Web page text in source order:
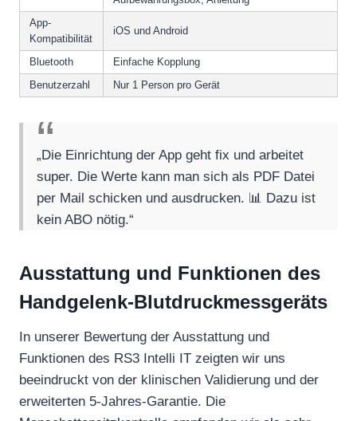
App-
Kompatibilität
iOS und Android
Bluetooth
Einfache Kopplung
Benutzerzahl
Nur 1 Person pro Gerät
„Die Einrichtung der App geht fix und arbeitet
super. Die Werte kann man sich als PDF Datei
per Mail schicken und ausdrucken. 📊 Dazu ist
kein ABO nötig.“
Ausstattung und Funktionen des
Handgelenk-Blutdruckmessgeräts
In unserer Bewertung der Ausstattung und
Funktionen des RS3 Intelli IT zeigten wir uns
beeindruckt von der klinischen Validierung und der
erweiterten 5-Jahres-Garantie. Die